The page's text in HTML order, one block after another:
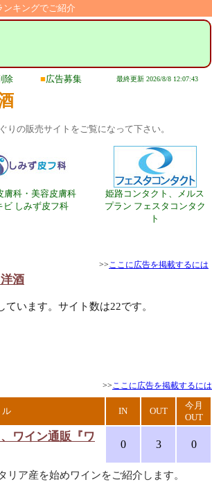
ンキングでご紹介
除 ■広告募集 最終更新 2026/8/8 12:07:43
の販売サイトをご覧になって下さい。
膚科・美容皮膚科
ビ しみず皮フ科
姫路コンタクト、メルス
プラン フェスタコンタク
ト
>>ここに広告を掲載するには
酒
います。サイト数は22です。
>>ここに広告を掲載するには
ル IN OUT
今月
OUT
ワイン通販『ワ
0 3 0
リア産を始めワインをご紹介します。